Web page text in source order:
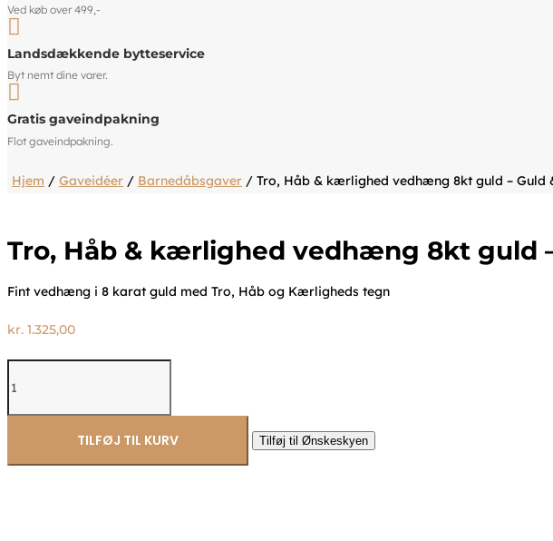
Ved køb over 499,-

Landsdækkende bytteservice
Byt nemt dine varer.

Gratis gaveindpakning
Flot gaveindpakning.
Hjem / Gaveidéer / Barnedåbsgaver / Tro, Håb & kærlighed vedhæng 8kt guld – Guld
Tro, Håb & kærlighed vedhæng 8kt guld
Fint vedhæng i 8 karat guld med Tro, Håb og Kærligheds tegn
kr. 1.325,00
Tro,
Håb
kærlighed
guld
TILFØJ TIL KURV Tilføj til Ønskeskyen